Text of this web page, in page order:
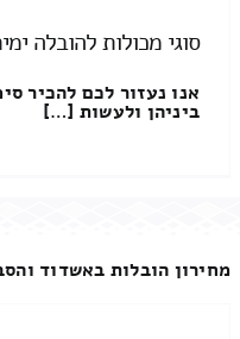
סוגי מכולות להובלה
אנו נעזור לכם להכיר
ביניהן ולעשות […]
מחירון הובלות באשדוד